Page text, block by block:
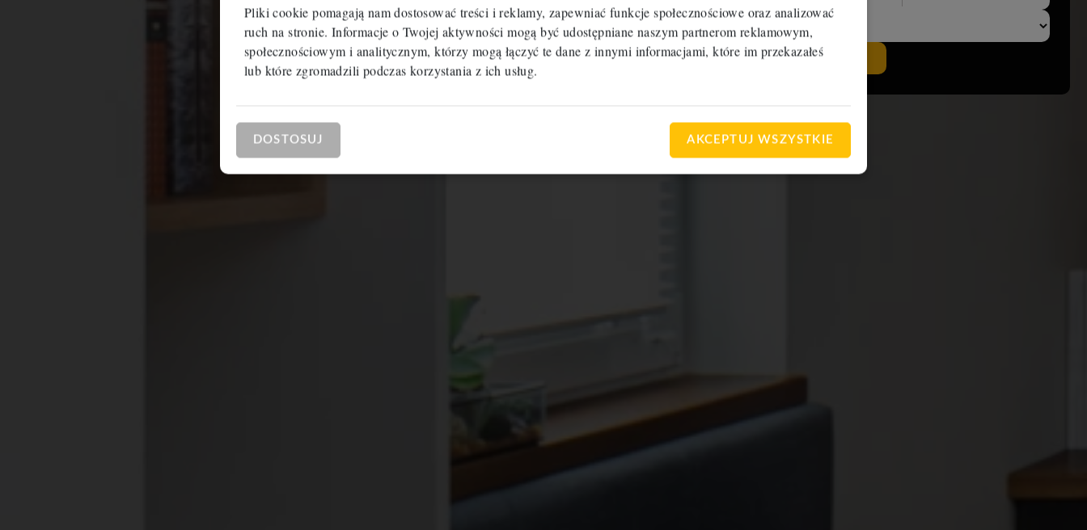
Pliki cookie pomagają nam dostosować treści i reklamy, zapewniać funkcje społecznościowe oraz analizować
ruch na stronie. Informacje o Twojej aktywności mogą być udostępniane naszym partnerom reklamowym,
społecznościowym i analitycznym, którzy mogą łączyć te dane z innymi informacjami, które im przekazałeś
lub które zgromadzili podczas korzystania z ich usług.
DOSTOSUJ AKCEPTUJ WSZYSTKIE
SZUKAJ